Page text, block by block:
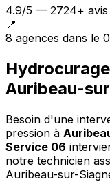
4.9/5 — 2724+ avis
📍
8 agences dans le
Auribeau-
Besoin d'une
pression à
Service 06
notre technicien
Auribeau-sur-